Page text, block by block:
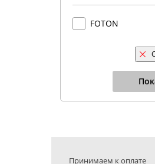
FOTON
Принимаем к оплате